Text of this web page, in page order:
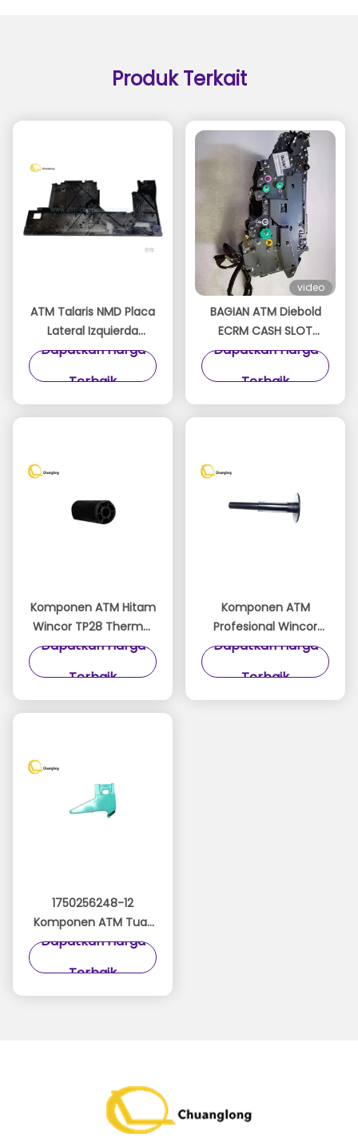
Produk Terkait
ATM Talaris NMD Placa
Lateral Izquierda
A008680 Dispensador
Dapatkan Harga
Terbaik
video
BAGIAN ATM Diebold
ECRM CASH SLOT
LOBBY UCSL 49-23311-
Dapatkan Harga
Terbaik
Komponen ATM Hitam
Wincor TP28 Thermal
Receipt Printer Idler
Dapatkan Harga
Terbaik
Komponen ATM
Profesional Wincor
TP28 Paper Dispenser
Dapatkan Harga
Terbaik
1750256248-12
Komponen ATM Tuas
Mekanisme Pemotong
Dapatkan Harga
Terbaik